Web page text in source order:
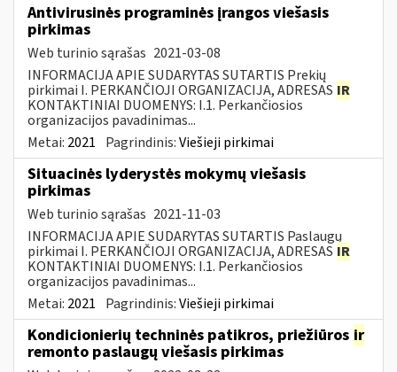
Antivirusinės programinės įrangos viešasis
pirkimas
Web turinio sąrašas 2021-03-08
INFORMACIJA APIE SUDARYTAS SUTARTIS Prekių
pirkimai I. PERKANČIOJI ORGANIZACIJA, ADRESAS IR
KONTAKTINIAI DUOMENYS: I.1. Perkančiosios
organizacijos pavadinimas...
Metai: 2021 Pagrindinis:Viešieji pirkimai
Situacinės lyderystės mokymų viešasis
pirkimas
Web turinio sąrašas 2021-11-03
INFORMACIJA APIE SUDARYTAS SUTARTIS Paslaugų
pirkimai I. PERKANČIOJI ORGANIZACIJA, ADRESAS IR
KONTAKTINIAI DUOMENYS: I.1. Perkančiosios
organizacijos pavadinimas...
Metai: 2021 Pagrindinis:Viešieji pirkimai
Kondicionierių techninės patikros, priežiūros ir
remonto paslaugų viešasis pirkimas